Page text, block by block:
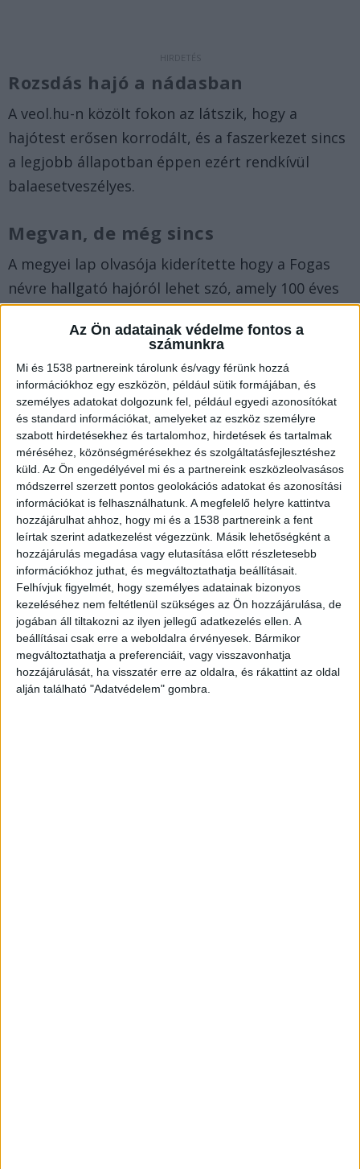
Az Ön adatainak védelme fontos a
számunkra
Mi és 1538 partnereink tárolunk és/vagy férünk hozzá
információkhoz egy eszközön, például sütik formájában, és
személyes adatokat dolgozunk fel, például egyedi azonosítókat
és standard információkat, amelyeket az eszköz személyre
szabott hirdetésekhez és tartalomhoz, hirdetések és tartalmak
méréséhez, közönségmérésekhez és szolgáltatásfejlesztéshez
küld. Az Ön engedélyével mi és a partnereink eszközleolvasásos
módszerrel szerzett pontos geolokációs adatokat és azonosítási
információkat is felhasználhatunk. A megfelelő helyre kattintva
hozzájárulhat ahhoz, hogy mi és a 1538 partnereink a fent
leírtak szerint adatkezelést végezzünk. Másik lehetőségként a
hozzájárulás megadása vagy elutasítása előtt részletesebb
információkhoz juthat, és megváltoztathatja beállításait.
Felhívjuk figyelmét, hogy személyes adatainak bizonyos
kezeléséhez nem feltétlenül szükséges az Ön hozzájárulása, de
jogában áll tiltakozni az ilyen jellegű adatkezelés ellen. A
beállításai csak erre a weboldalra érvényesek. Bármikor
megváltoztathatja a preferenciáit, vagy visszavonhatja
hozzájárulását, ha visszatér erre az oldalra, és rákattint az oldal
alján található "Adatvédelem" gombra.
Rozsdás hajó a nádasban
A veol.hu-n közölt fokon az látszik, hogy a
hajótest erősen korrodált, és a faszerkezet sincs
a legjobb állapotban éppen ezért rendkívül
balaesetveszélyes.
Megvan, de még sincs
A megyei lap olvasója kiderítette hogy a Fogas
névre hallgató hajóról lehet szó, amely 100 éves
és eredetileg halászásra szánták. Amúgy
Ausztriában gyártottak 1928-ban, és ebben az
évben meg is vásárolta a Balaton Halászati Rt.
társával, a Gardával együtt.
Dízellel működött
A hajónak 40 lóerős dízelmotorja volt, és a
halászháló behúzását végző
csörlőberendezésüket pedig egy 10 lóerős
dízelmotor hajtotta.
Háborúra is felkészítették
A második világháború idején, 1944. december 1-
jén a Fogast a balatonfüredi hajógyárban
felfegyverezték, majd 11 évvel később
leselejtezték és eladták. 1955 utáni sorsáról